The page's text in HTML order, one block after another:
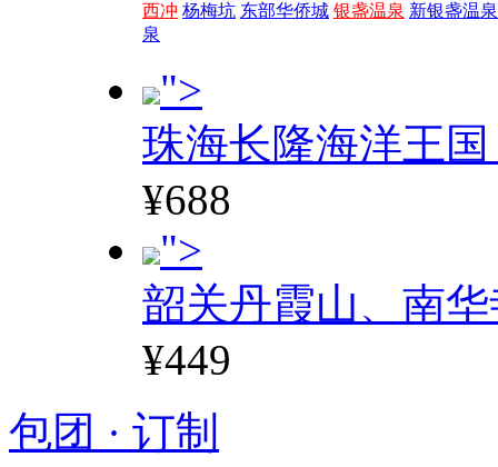
西冲 杨梅坑 东部华侨城 银盏温泉 新银盏温泉
泉
">
珠海长隆海洋王
¥688
">
韶关丹霞山、南
¥449
包团 · 订制